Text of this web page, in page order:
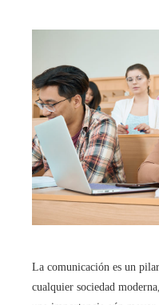
La comunicación es un
cualquier sociedad